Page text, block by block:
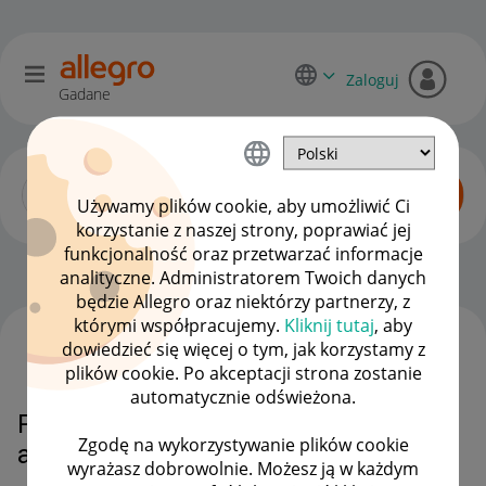
Używamy plików cookie, aby umożliwić Ci
korzystanie z naszej strony, poprawiać jej
funkcjonalność oraz przetwarzać informacje
analityczne. Administratorem Twoich danych
będzie Allegro oraz niektórzy partnerzy, z
którymi współpracujemy. Kliknij tutaj, aby
dowiedzieć się więcej o tym, jak korzystamy z
plików cookie. Po akceptacji strona zostanie
automatycznie odświeżona.
Zgodę na wykorzystywanie plików cookie
wyrażasz dobrowolnie. Możesz ją w każdym
Gadane
Zaloguj
Początkujący sprzedawcy OPCJE
Problem ze wstawieniem nowej
aukcji
WSZYSTKIE TEMATY